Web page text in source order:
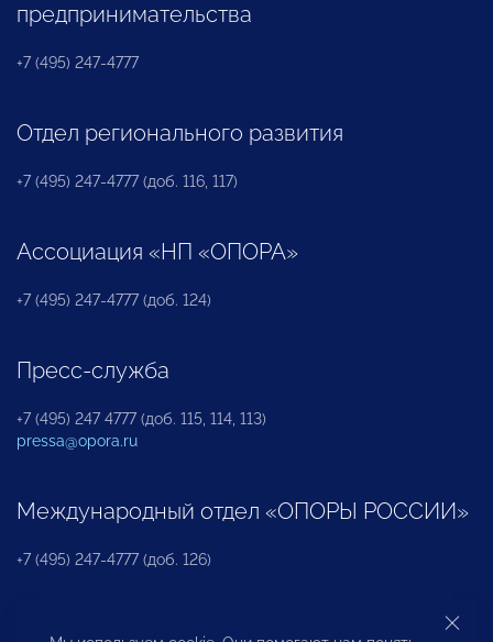
предпринимательства
+7 (495) 247-4777
Отдел регионального развития
+7 (495) 247-4777 (доб. 116, 117)
Ассоциация «НП «ОПОРА»
+7 (495) 247-4777 (доб. 124)
Пресс-служба
+7 (495) 247 4777 (доб. 115, 114, 113)
pressa@opora.ru
Международный отдел «ОПОРЫ РОССИИ»
+7 (495) 247-4777 (доб. 126)
Бюро по защите прав предпринимателей и